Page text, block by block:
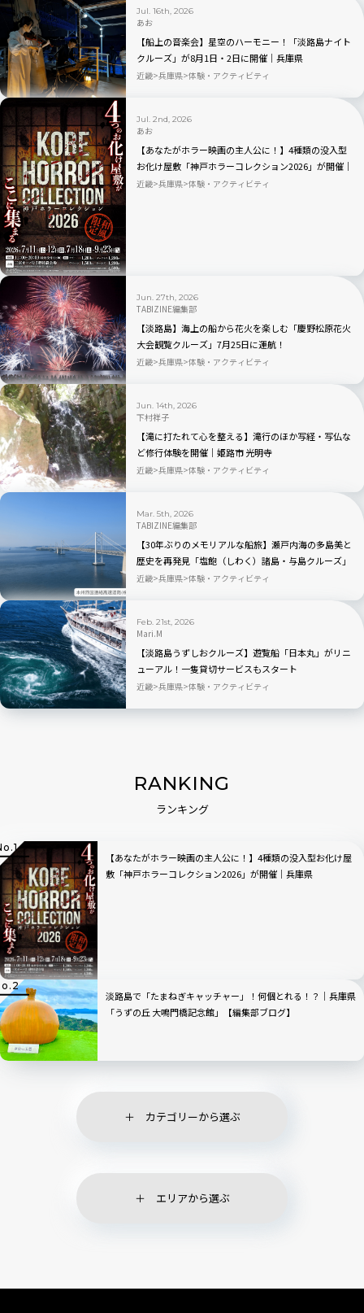
Jul. 16th, 2026
あお
【船上の音楽会】星空のハーモニー！「淡路島ナイト
クルーズ」が8月1日・2日に開催｜兵庫県
近畿 兵庫県 体験・アクティビティ
Jul. 2nd, 2026
あお
【あなたがホラー映画の主人公に！】4種類の没入型
お化け屋敷「神戸ホラーコレクション2026」が開催｜
兵庫県
近畿 兵庫県 体験・アクティビティ
Jun. 27th, 2026
TABIZINE編集部
【淡路島】海上の船から花火を楽しむ「慶野松原花火
大会観覧クルーズ」7月25日に運航！
近畿 兵庫県 体験・アクティビティ
Jun. 14th, 2026
下村祥子
【滝に打たれて心を整える】滝行のほか写経・写仏な
ど修行体験を開催｜姫路市 光明寺
近畿 兵庫県 体験・アクティビティ
Mar. 5th, 2026
TABIZINE編集部
【30年ぶりのメモリアルな船旅】瀬戸内海の多島美と
歴史を再発見「塩飽（しわく）諸島・与島クルーズ」
5月23～24日限定開催
近畿 兵庫県 体験・アクティビティ
Feb. 21st, 2026
Mari.M
【淡路島うずしおクルーズ】遊覧船「日本丸」がリニ
ューアル！一隻貸切サービスもスタート
近畿 兵庫県 体験・アクティビティ
RANKING
ランキング
【あなたがホラー映画の主人公に！】4種類の没入型お化け屋
敷「神戸ホラーコレクション2026」が開催｜兵庫県
淡路島で「たまねぎキャッチャー」！何個とれる！？｜兵庫県
「うずの丘 大鳴門橋記念館」【編集部ブログ】
カテゴリーから選ぶ
エリアから選ぶ